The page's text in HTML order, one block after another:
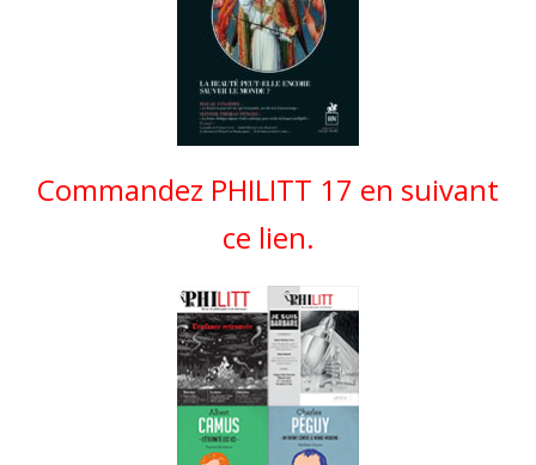
Commandez PHILITT 17 en suivant
ce lien.